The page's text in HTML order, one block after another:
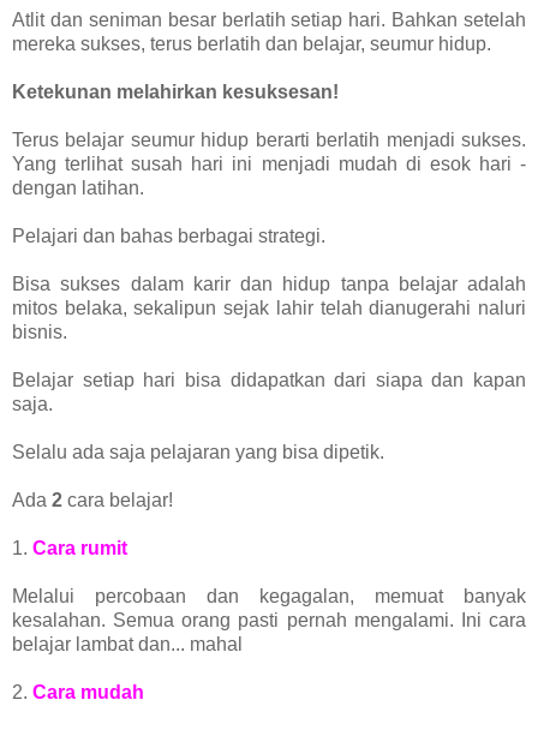
Atlit dan seniman besar berlatih setiap hari. Bahkan setelah
mereka sukses, terus berlatih dan belajar, seumur hidup.
Ketekunan melahirkan kesuksesan!
Terus belajar seumur hidup berarti berlatih menjadi sukses.
Yang terlihat susah hari ini menjadi mudah di esok hari -
dengan latihan.
Pelajari dan bahas berbagai strategi.
Bisa sukses dalam karir dan hidup tanpa belajar adalah
mitos belaka, sekalipun sejak lahir telah dianugerahi naluri
bisnis.
Belajar setiap hari bisa didapatkan dari siapa dan kapan
saja.
Selalu ada saja pelajaran yang bisa dipetik.
Ada 2 cara belajar!
1. Cara rumit
Melalui percobaan dan kegagalan, memuat banyak
kesalahan. Semua orang pasti pernah mengalami. Ini cara
belajar lambat dan... mahal
2. Cara mudah